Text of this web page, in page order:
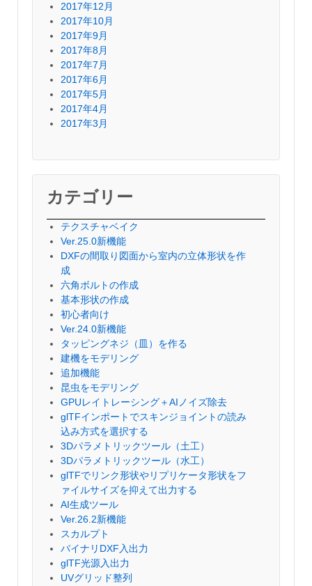
2017年12月
2017年10月
2017年9月
2017年8月
2017年7月
2017年6月
2017年5月
2017年4月
2017年3月
カテゴリー
テクスチャベイク
Ver.25.0新機能
DXFの間取り図面から室内の立体形状を作
成
六角ボルトの作成
基本形状の作成
初心者向け
Ver.24.0新機能
タッピングネジ（皿）を作る
建機をモデリング
追加機能
昆虫をモデリング
GPUレイトレーシング＋AIノイズ除去
glTFインポートでスキンジョイントの読み
込み方式を選択する
3Dパラメトリックツール（土工）
3Dパラメトリックツール（水工）
glTFでリンク形状やリプリケータ形状をフ
ァイルサイズを抑えて出力する
AI生成ツール
Ver.26.2新機能
スカルプト
バイナリDXF入出力
glTF光源入出力
UVグリッド整列